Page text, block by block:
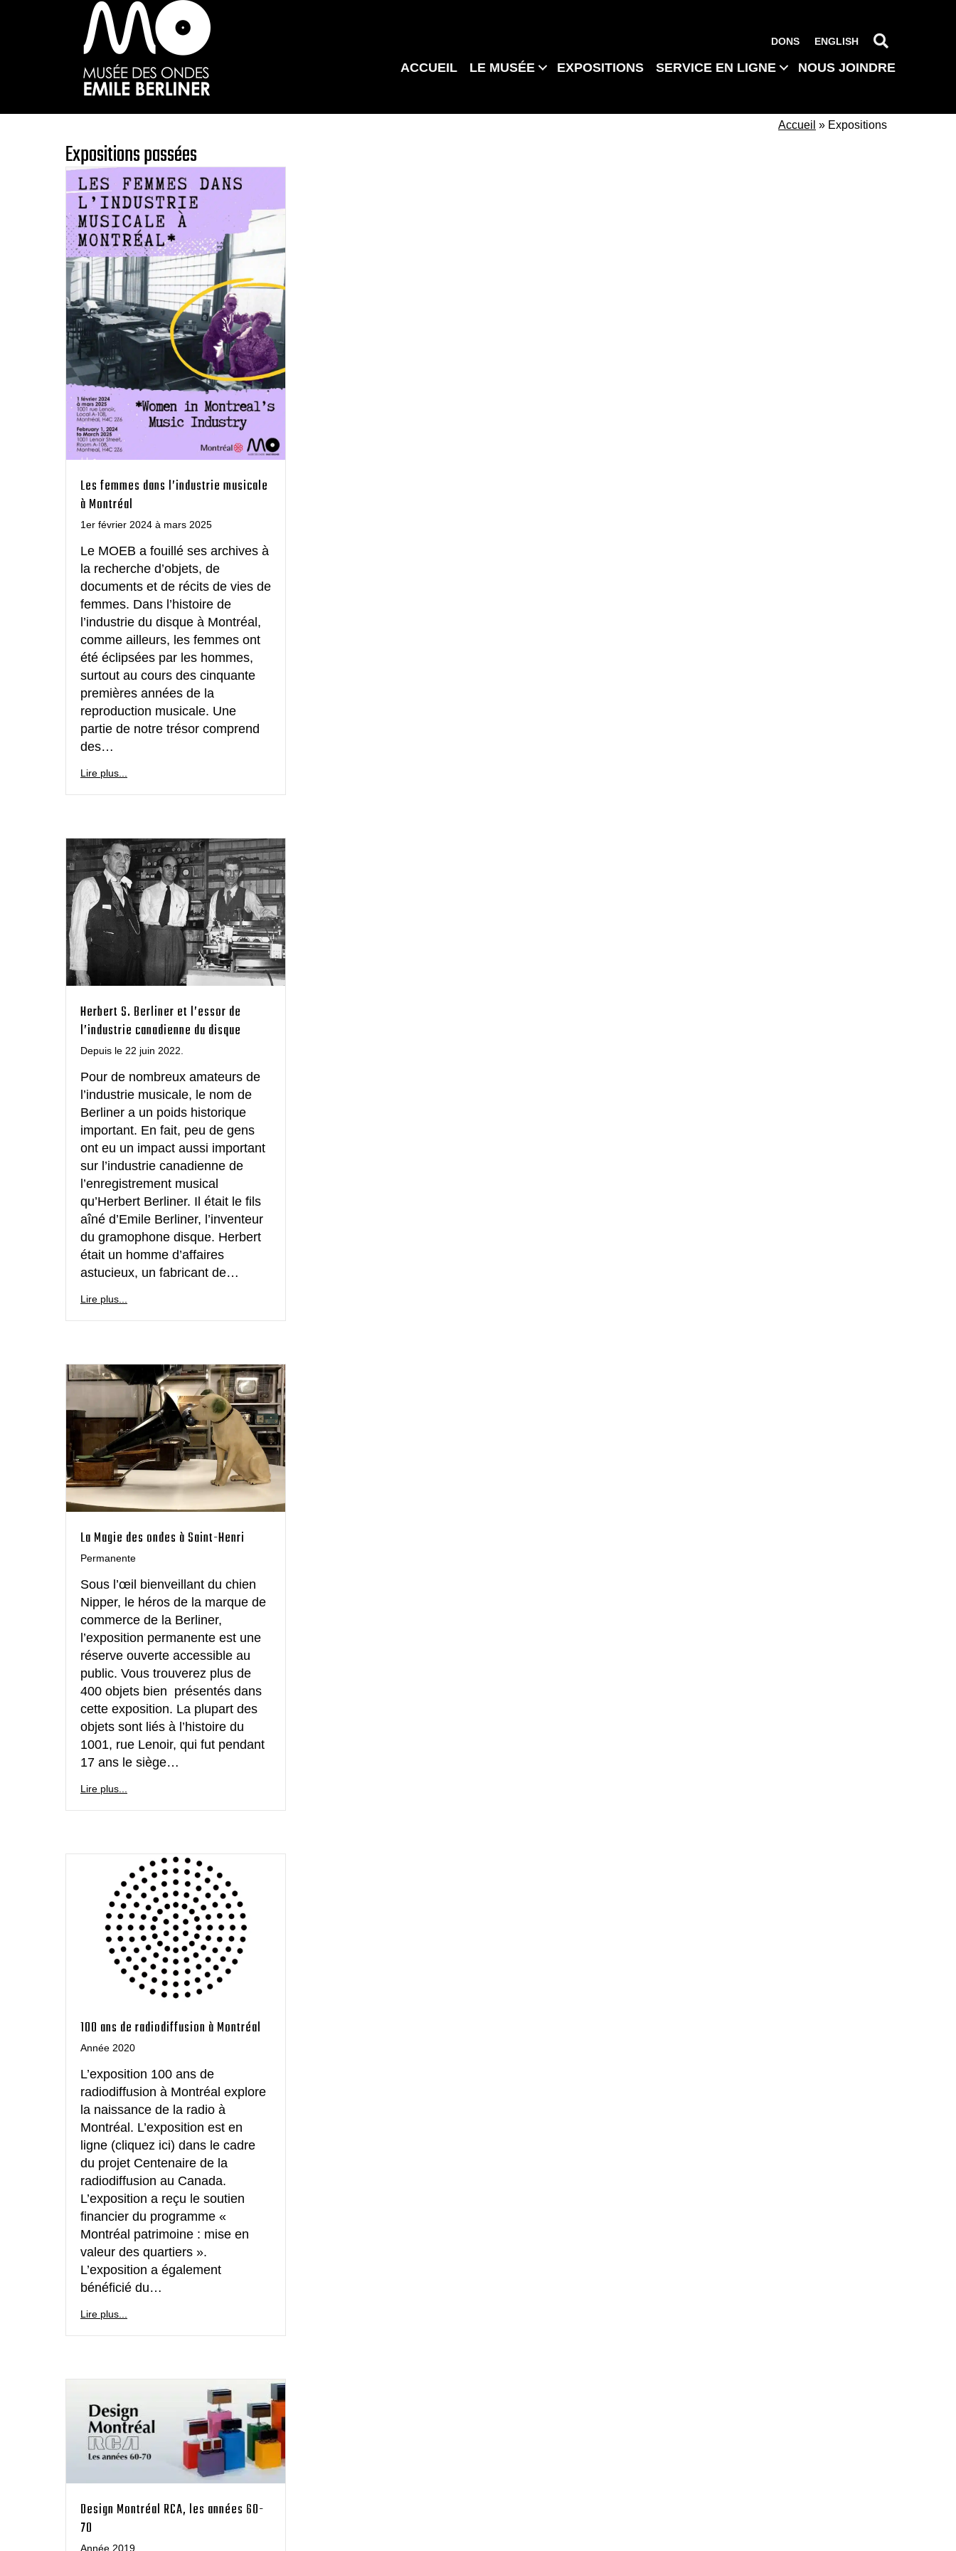
DONS ENGLISH
ACCUEIL LE MUSÉE EXPOSITIONS SERVICE EN LIGNE NOUS JOINDRE
Accueil » Expositions
Expositions passées
Les femmes dans l’industrie musicale
à Montréal
1er février 2024 à mars 2025
Le MOEB a fouillé ses archives à
la recherche d’objets, de
documents et de récits de vies de
femmes. Dans l’histoire de
l’industrie du disque à Montréal,
comme ailleurs, les femmes ont
été éclipsées par les hommes,
surtout au cours des cinquante
premières années de la
reproduction musicale. Une
partie de notre trésor comprend
des…
Lire plus...
Herbert S. Berliner et l’essor de
l’industrie canadienne du disque
Depuis le 22 juin 2022.
Pour de nombreux amateurs de
l’industrie musicale, le nom de
Berliner a un poids historique
important. En fait, peu de gens
ont eu un impact aussi important
sur l’industrie canadienne de
l’enregistrement musical
qu’Herbert Berliner. Il était le fils
aîné d’Emile Berliner, l’inventeur
du gramophone disque. Herbert
était un homme d’affaires
astucieux, un fabricant de…
Lire plus...
La Magie des ondes à Saint-Henri
Permanente
Sous l’œil bienveillant du chien
Nipper, le héros de la marque de
commerce de la Berliner,
l’exposition permanente est une
réserve ouverte accessible au
public. Vous trouverez plus de
400 objets bien présentés dans
cette exposition. La plupart des
objets sont liés à l’histoire du
1001, rue Lenoir, qui fut pendant
17 ans le siège…
Lire plus...
100 ans de radiodiffusion à Montréal
Année 2020
L’exposition 100 ans de
radiodiffusion à Montréal explore
la naissance de la radio à
Montréal. L’exposition est en
ligne (cliquez ici) dans le cadre
du projet Centenaire de la
radiodiffusion au Canada.
L’exposition a reçu le soutien
financier du programme «
Montréal patrimoine : mise en
valeur des quartiers ».
L’exposition a également
bénéficié du…
Lire plus...
Design Montréal RCA, les années 60-
70
Année 2019